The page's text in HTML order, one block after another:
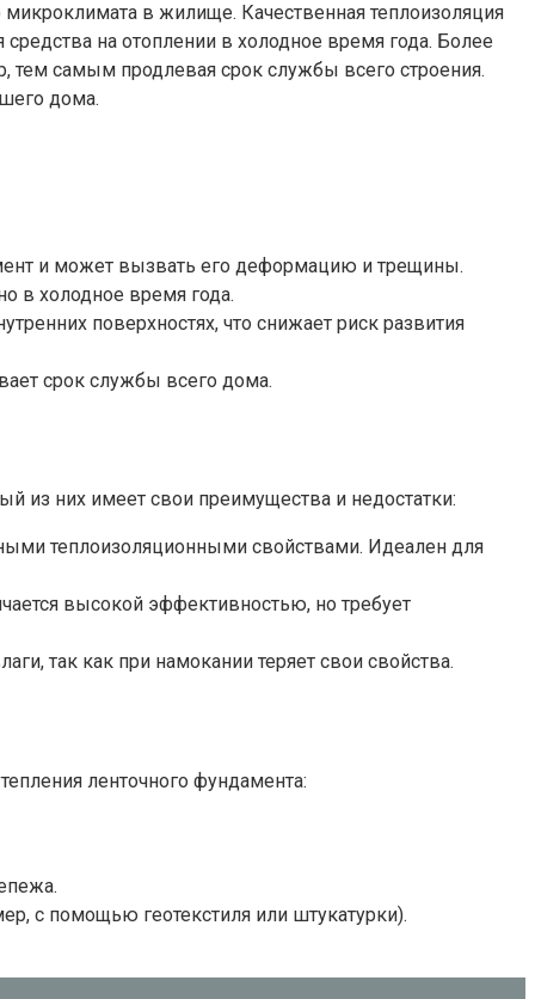
в жилище. Качественная теплоизоляция
на отоплении в холодное время года. Более
тем самым продлевая срок службы всего строения.
дома.
и может вызвать его деформацию и трещины.
в холодное время года.
поверхностях, что снижает риск развития
срок службы всего дома.
из них имеет свои преимущества и недостатки:
теплоизоляционными свойствами. Идеален для
высокой эффективностью, но требует
так как при намокании теряет свои свойства.
ленточного фундамента:
с помощью геотекстиля или штукатурки).